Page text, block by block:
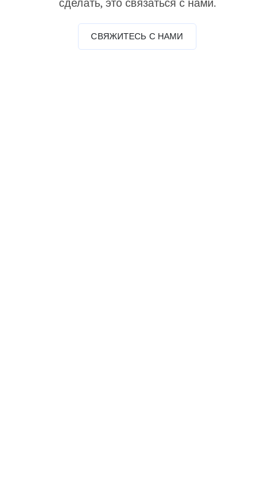
сделать, это связаться с нами.
СВЯЖИТЕСЬ С НАМИ